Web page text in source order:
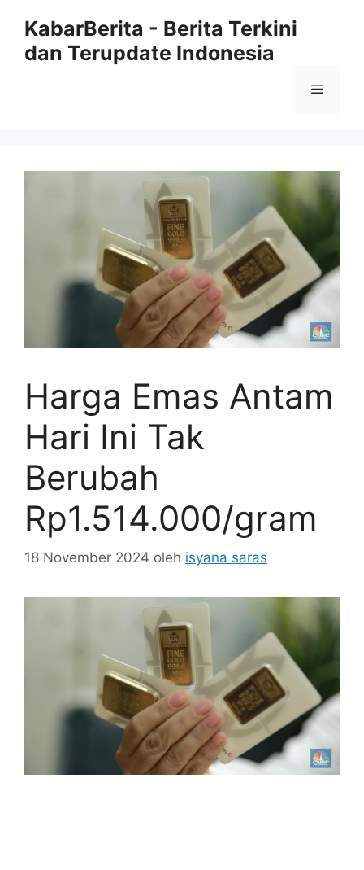
KabarBerita - Berita Terkini
dan Terupdate Indonesia
Menu
Harga Emas Antam
Hari Ini Tak
Berubah
Rp1.514.000/gram
18 November 2024 oleh isyana saras